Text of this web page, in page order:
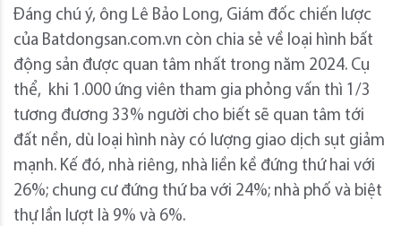
Đáng chú ý, ông Lê Bảo Long, Giám đốc chiến lược
của Batdongsan.com.vn còn chia sẻ về loại hình bất
động sản được quan tâm nhất trong năm 2024. Cụ
thể, khi 1.000 ứng viên tham gia phỏng vấn thì 1/3
tương đương 33% người cho biết sẽ quan tâm tới
đất nền, dù loại hình này có lượng giao dịch sụt giảm
mạnh. Kế đó, nhà riêng, nhà liền kề đứng thứ hai với
26%; chung cư đứng thứ ba với 24%; nhà phố và biệt
thự lần lượt là 9% và 6%.